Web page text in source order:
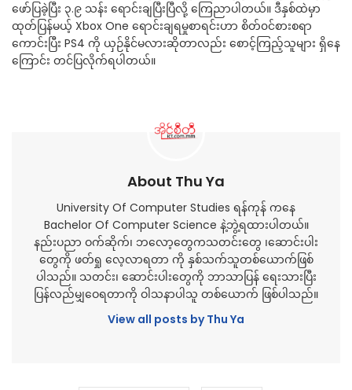
ဖော်ပြခဲ့ပြီး ၃.၉ သန်း ရောင်းချပြီးပြီလို့ ကြေညာပါတယ်။ ဒီနှစ်ထဲမှာ
ထုတ်ပြန်မယ့် Xbox One ရောင်းချရမှုစာရင်းဟာ စိတ်၀င်စားစရာ
ကောင်းပြီး PS4 ကို ယှဉ်နိုင်မလားဆိုတာလည်း စောင့်ကြည့်သူများ ရှိနေ
ကြောင်း တင်ပြလိုက်ရပါတယ်။
About Thu Ya
University Of Computer Studies ရန်ကုန် ကနေ
Bachelor Of Computer Science နဲ့ဘွဲ့ရထားပါတယ်။
နည်းပညာ ဝက်ဆိုက်၊ ဘလော့တွေကသတင်းတွေ ၊ဆောင်းပါး
တွေကို ဖတ်ရှု လေ့လာရတာ ကို နှစ်သက်သူတစ်ယောက်ဖြစ်
ပါသည်။ သတင်း၊ ဆောင်းပါးတွေကို ဘာသာပြန် ရေးသားပြီး
ပြန်လည်မျှဝေရတာကို ဝါသနာပါသူ တစ်ယောက် ဖြစ်ပါသည်။
View all posts by Thu Ya